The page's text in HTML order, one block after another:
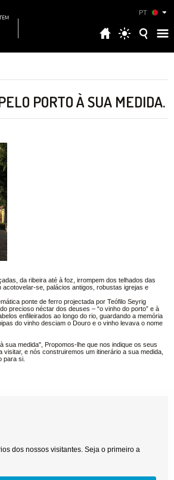
PT
PORTO À SUA MEDIDA.
da ribeira até à foz, irrompem dos telhados das
se, palácios antigos, robustas igrejas e
ponte de ferro projectada por Teófilo Seyrig
precioso néctar dos deuses – “o vinho do porto” e à
enfileirados ao longo do rio, guardando a memória
do vinho desciam o Douro e o vinho levava o nome
sua medida", Propomos-lhe que nos indique os seus
visitar, e nós construiremos um itinerário a sua medida,
para si.
dos nossos visitantes. Seja o primeiro a